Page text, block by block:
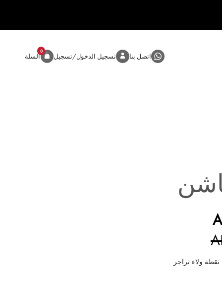
اتصل بنا تسجيل الدخول/تسجيل السلة
0
المنتج
نقطة ولاء تراجر